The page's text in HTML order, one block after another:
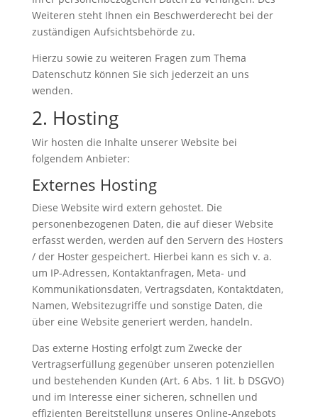
Weiteren steht Ihnen ein Beschwerderecht bei der
zuständigen Aufsichtsbehörde zu.
Hierzu sowie zu weiteren Fragen zum Thema
Datenschutz können Sie sich jederzeit an uns
wenden.
2. Hosting
Wir hosten die Inhalte unserer Website bei
folgendem Anbieter:
Externes Hosting
Diese Website wird extern gehostet. Die
personenbezogenen Daten, die auf dieser Website
erfasst werden, werden auf den Servern des Hosters
/ der Hoster gespeichert. Hierbei kann es sich v. a.
um IP-Adressen, Kontaktanfragen, Meta- und
Kommunikationsdaten, Vertragsdaten, Kontaktdaten,
Namen, Websitezugriffe und sonstige Daten, die
über eine Website generiert werden, handeln.
Das externe Hosting erfolgt zum Zwecke der
Vertragserfüllung gegenüber unseren potenziellen
und bestehenden Kunden (Art. 6 Abs. 1 lit. b DSGVO)
und im Interesse einer sicheren, schnellen und
effizienten Bereitstellung unseres Online-Angebots